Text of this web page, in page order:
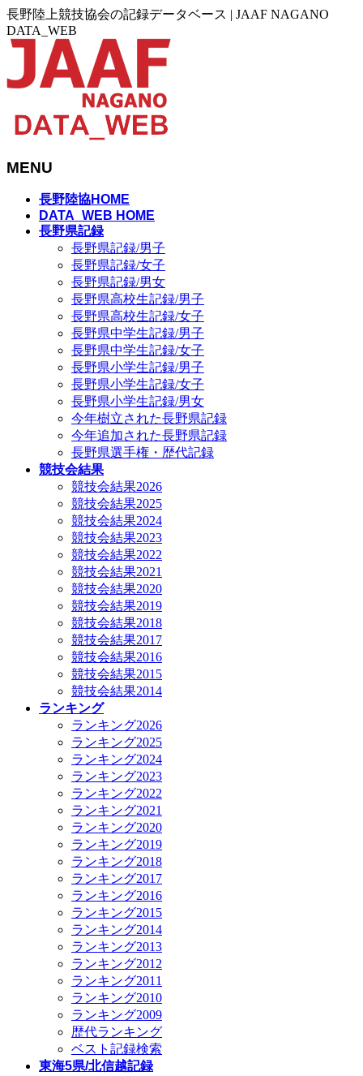
長野陸上競技協会の記録データベース | JAAF NAGANO
DATA_WEB
MENU
長野陸協HOME
DATA_WEB HOME
長野県記録
長野県記録/男子
長野県記録/女子
長野県記録/男女
長野県高校生記録/男子
長野県高校生記録/女子
長野県中学生記録/男子
長野県中学生記録/女子
長野県小学生記録/男子
長野県小学生記録/女子
長野県小学生記録/男女
今年樹立された長野県記録
今年追加された長野県記録
長野県選手権・歴代記録
競技会結果
競技会結果2026
競技会結果2025
競技会結果2024
競技会結果2023
競技会結果2022
競技会結果2021
競技会結果2020
競技会結果2019
競技会結果2018
競技会結果2017
競技会結果2016
競技会結果2015
競技会結果2014
ランキング
ランキング2026
ランキング2025
ランキング2024
ランキング2023
ランキング2022
ランキング2021
ランキング2020
ランキング2019
ランキング2018
ランキング2017
ランキング2016
ランキング2015
ランキング2014
ランキング2013
ランキング2012
ランキング2011
ランキング2010
ランキング2009
歴代ランキング
ベスト記録検索
東海5県/北信越記録